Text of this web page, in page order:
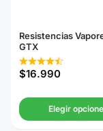
Resistencias
GTX
$16.990
Elegir